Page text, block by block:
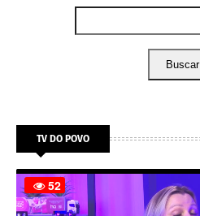
Buscar
TV DO POVO